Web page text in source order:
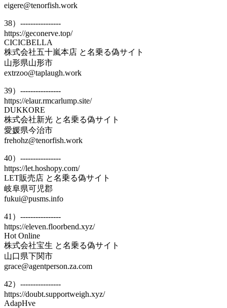
eigere@tenorfish.work
38）----------------
https://geconerve.top/
CICICBELLA
株式会社五十嵐本店 と名乗る偽サイト
山形県山形市
extrzoo@taplaugh.work
39）----------------
https://elaur.rmcarlump.site/
DUKKORE
株式会社新光 と名乗る偽サイト
愛媛県今治市
frehohz@tenorfish.work
40）----------------
https://let.hoshopy.com/
LET販売店 と名乗る偽サイト
岐阜県可児郡
fukui@pusms.info
41）----------------
https://eleven.floorbend.xyz/
Hot Online
株式会社宝生 と名乗る偽サイト
山口県下関市
grace@agentperson.za.com
42）----------------
https://doubt.supportweigh.xyz/
AdapHve